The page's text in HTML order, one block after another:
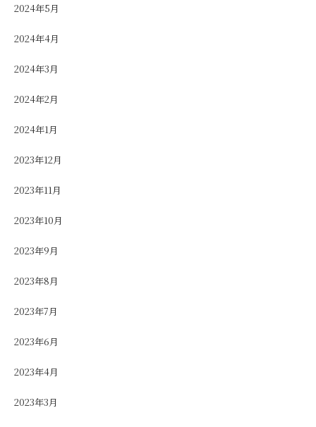
2024年5月
2024年4月
2024年3月
2024年2月
2024年1月
2023年12月
2023年11月
2023年10月
2023年9月
2023年8月
2023年7月
2023年6月
2023年4月
2023年3月